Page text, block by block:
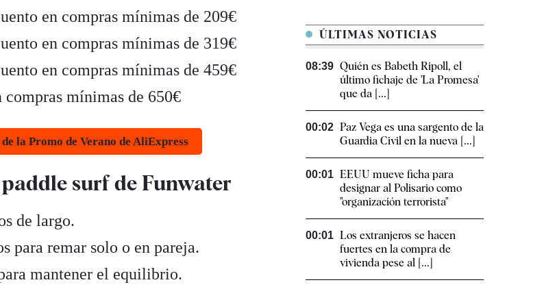
en compras mínimas de 209€
en compras mínimas de 319€
en compras mínimas de 459€
compras mínimas de 650€
la Promo de Verano de AliExpress
surf de Funwater
de largo.
para remar solo o en pareja.
mantener el equilibrio.
ÚLTIMAS NOTICIAS
08:39 Quién es Babeth Ripoll, el
último fichaje de 'La Promesa'
que da [...]
00:02 Paz Vega es una sargento de la
Guardia Civil en la nueva [...]
00:01 EEUU mueve ficha para
designar al Polisario como
"organización terrorista"
00:01 Los extranjeros se hacen
fuertes en la compra de
vivienda pese al [...]